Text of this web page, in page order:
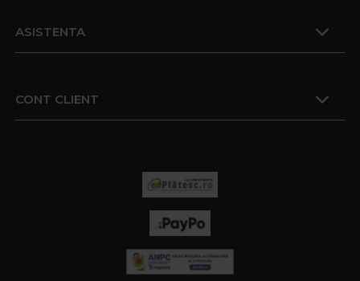
ASISTENTA
CONT CLIENT